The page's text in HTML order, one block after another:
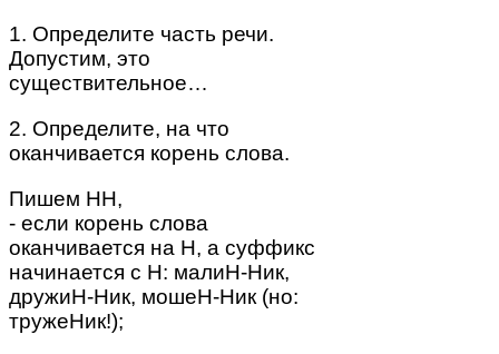
1. Определите часть речи.
Допустим, это
существительное…
2. Определите, на что
оканчивается корень слова.
Пишем НН,
- если корень слова
оканчивается на Н, а суффикс
начинается с Н: малиН-Ник,
дружиН-Ник, мошеН-Ник (но:
тружеНик!);